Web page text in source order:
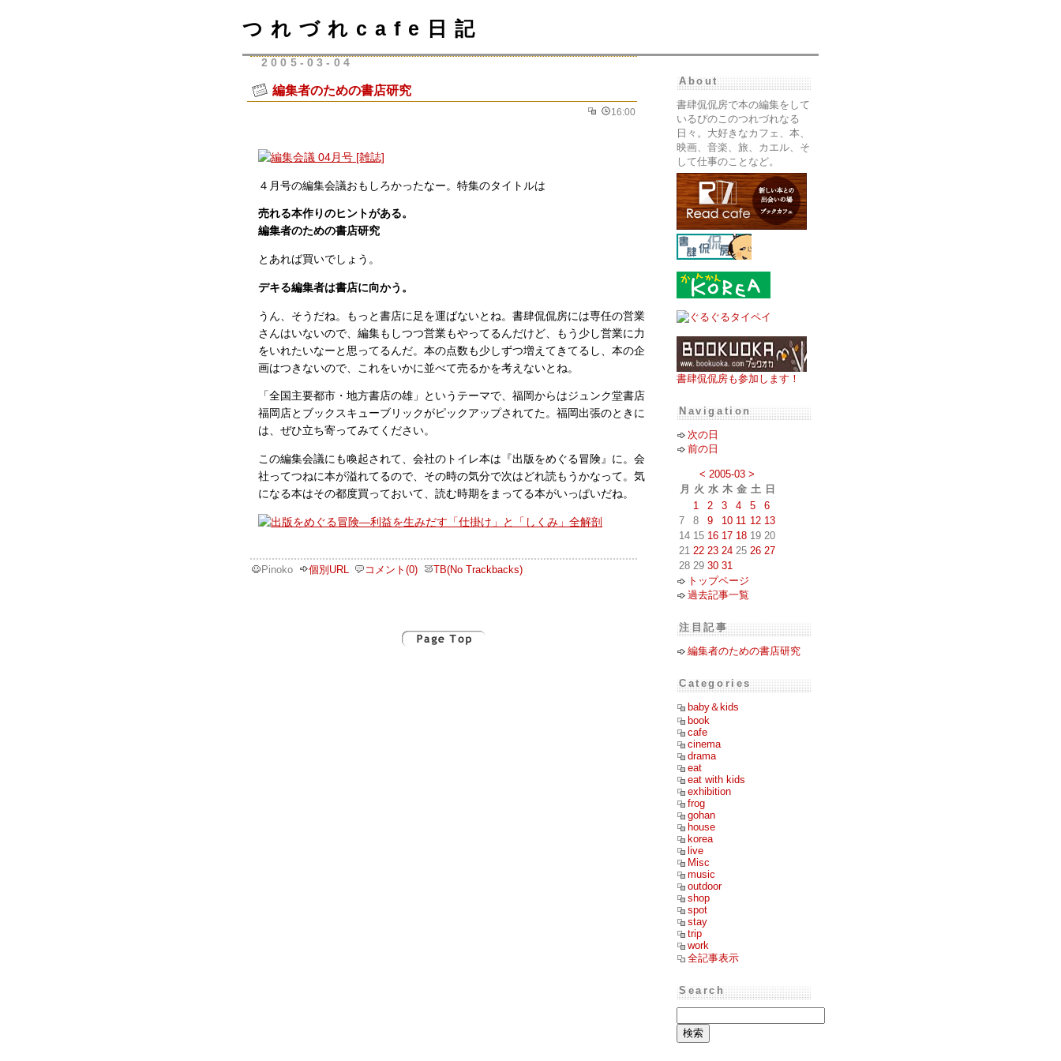
つれづれcafe日記
2005-03-04
編集者のための書店研究
16:00
４月号の編集会議おもしろかったなー。特集のタイトルは
売れる本作りのヒントがある。
編集者のための書店研究
とあれば買いでしょう。
デキる編集者は書店に向かう。
うん、そうだね。もっと書店に足を運ばないとね。書肆侃侃房には専任の営業
さんはいないので、編集もしつつ営業もやってるんだけど、もう少し営業に力
をいれたいなーと思ってるんだ。本の点数も少しずつ増えてきてるし、本の企
画はつきないので、これをいかに並べて売るかを考えないとね。
「全国主要都市・地方書店の雄」というテーマで、福岡からはジュンク堂書店
福岡店とブックスキューブリックがピックアップされてた。福岡出張のときに
は、ぜひ立ち寄ってみてください。
この編集会議にも喚起されて、会社のトイレ本は『出版をめぐる冒険』に。会
社ってつねに本が溢れてるので、その時の気分で次はどれ読もうかなって。気
になる本はその都度買っておいて、読む時期をまってる本がいっぱいだね。
Pinoko 個別URL コメント(0) TB(No Trackbacks)
About
書肆侃侃房で本の編集をして
いるぴのこのつれづれなる
日々。大好きなカフェ、本、
映画、音楽、旅、カエル、そ
して仕事のことなど。
書肆侃侃房も参加します！
Navigation
次の日
前の日
< 2005-03 >
月
火 水 木 金 土 日
1
2 3 4 5
6
7
8 9 10 11 12 13
14 15 16 17 18 19 20
21 22 23 24 25 26 27
28 29 30 31
トップページ
過去記事一覧
注目記事
編集者のための書店研究
Categories
baby＆kids
book
cafe
cinema
drama
eat
eat with kids
exhibition
frog
gohan
house
korea
live
Misc
music
outdoor
shop
spot
stay
trip
work
全記事表示
Search